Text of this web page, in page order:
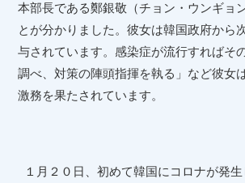
本部長である鄭銀敬（チョン・ウンギョ
とが分かりました。彼女は韓国政府から
与されています。感染症が流行すればそ
調べ、対策の陣頭指揮を執る」など彼女
激務を果たされています。
１月２０日、初めて韓国にコロナが発